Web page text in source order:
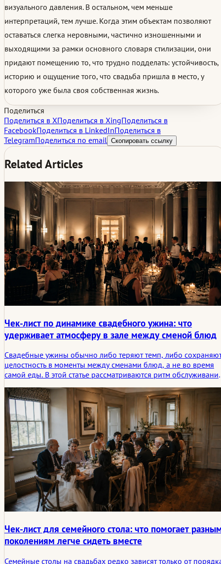
визуального давления. В остальном, чем меньше
интерпретаций, тем лучше. Когда этим объектам позволяют
оставаться слегка неровными, частично изношенными и
выходящими за рамки основного словаря стилизации, они
придают помещению то, что трудно подделать: устойчивость,
историю и ощущение того, что свадьба пришла в место, у
которого уже была своя собственная жизнь.
Поделиться
Поделиться в XПоделиться в XingПоделиться в
FacebookПоделиться в LinkedInПоделиться в
TelegramПоделиться по email Скопировать ссылку
Related Articles
Чек-лист по динамике свадебного ужина: что
удерживает атмосферу в зале между сменой блюд
Свадебные ужины обычно либо теряют темп, либо
целостность в моменты между сменами блюд, а не во время
самой еды. В этой статье рассматриваются ритм
промежуточные условия, которые поддерживают
связь в зале.
Чек-лист для семейного стола: что помогает
поколениям легче сидеть вместе
Семейные столы на свадьбах редко зависят только от